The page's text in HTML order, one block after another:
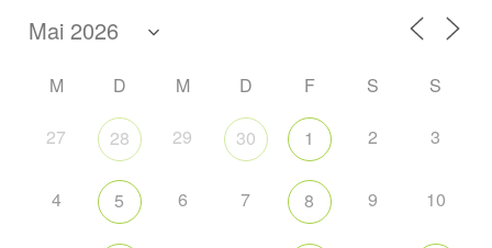
M D M D F S S
27 28 29 30 1 2 3
4 5 6 7 8 9 10